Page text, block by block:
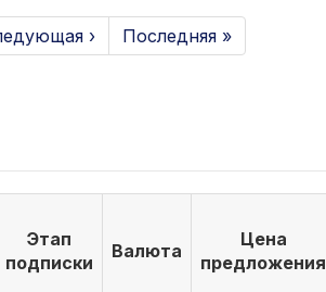
› Последняя »
Этап
подписки
Валюта
Цена
предложения